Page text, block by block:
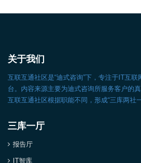
关于我们
互联互通社区是“迪式咨询”下，专注于IT互
台。内容来源主要为迪式咨询所服务客户的
互联互通社区根据职能不同，形成“三库两社
三库一厅
报告厅
IT智库